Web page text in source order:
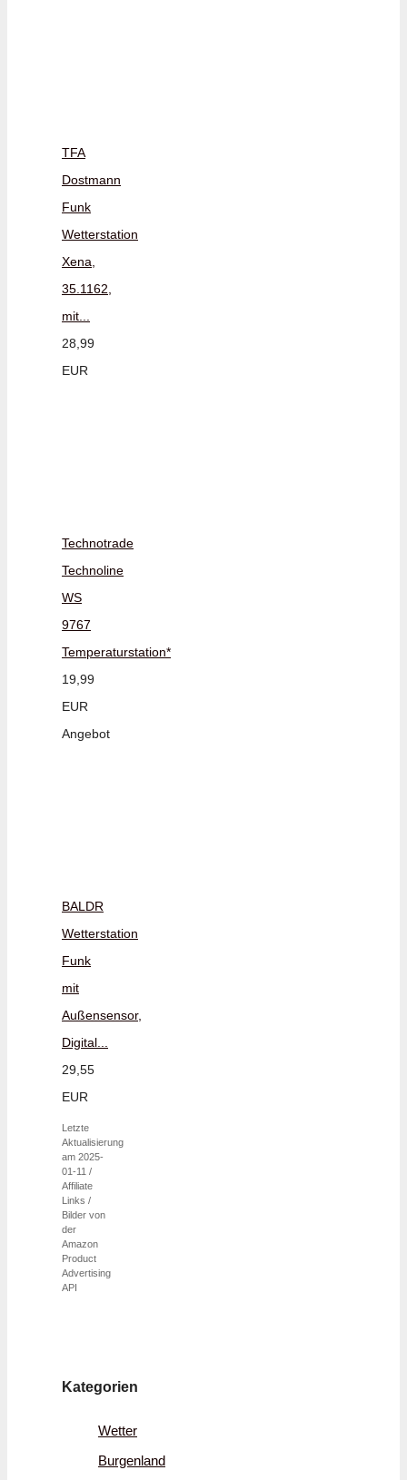
TFA
Dostmann
Funk
Wetterstation
Xena,
35.1162,
mit...
28,99
EUR
Technotrade
Technoline
WS
9767
Temperaturstation*
19,99
EUR
Angebot
BALDR
Wetterstation
Funk
mit
Außensensor,
Digital...
29,55
EUR
Letzte
Aktualisierung
am 2025-
01-11 /
Affiliate
Links /
Bilder von
der
Amazon
Product
Advertising
API
Kategorien
Wetter
Burgenland